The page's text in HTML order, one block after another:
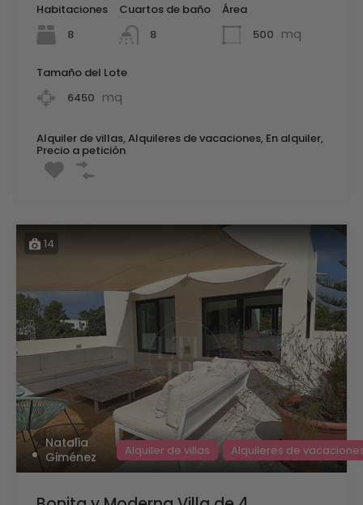
Habitaciones
8
Cuartos de baño
8
Área
500 mq
Tamaño del Lote
6450 mq
Alquiler de villas, Alquileres de vacaciones, En alquiler,
Precio a petición
14
Natalia
Giménez
Alquiler de villas Alquileres de